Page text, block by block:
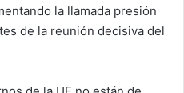
la llamada presión
de la reunión decisiva del